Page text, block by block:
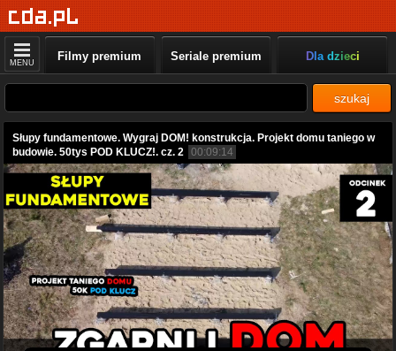
MENU Filmy premium Seriale premium Dla dzieci
szukaj
Słupy fundamentowe. Wygraj DOM! konstrukcja. Projekt domu taniego w
budowie. 50tys POD KLUCZ!. cz. 2 00:09:14